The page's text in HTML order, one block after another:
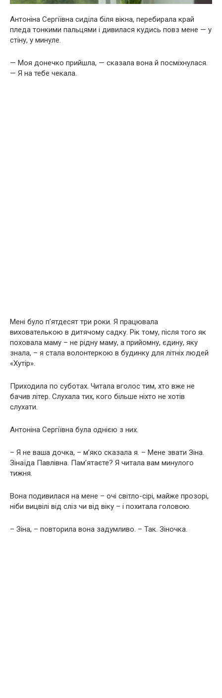
Антоніна Сергіївна сиділа біля вікна, перебирала край
пледа тонкими пальцями і дивилася кудись повз мене — у
стіну, у минуле.
— Моя донечко прийшла, — сказала вона й посміхнулася.
— Я на тебе чекала.
Мені було п’ятдесят три роки. Я працювала
вихователькою в дитячому садку. Рік тому, після того як
поховала маму – не рідну маму, а прийомну, єдину, яку
знала, – я стала волонтеркою в будинку для літніх людей
«Хутір».
Приходила по суботах. Читала вголос тим, хто вже не
бачив літер. Слухала тих, кого більше ніхто не хотів
слухати.
Антоніна Сергіївна була однією з них.
– Я не ваша дочка, – м’яко сказала я. – Мене звати Зіна.
Зінаїда Павлівна. Пам’ятаєте? Я читала вам минулого
тижня.
Вона подивилася на мене – очі світло-сірі, майже прозорі,
ніби вицвілі від сліз чи від віку – і похитала головою.
– Зіна, – повторила вона задумливо. – Так. Зіночка.